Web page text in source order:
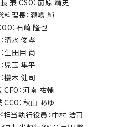
兼 CSO：前原 靖史
理長：瀧嶋 純
：石崎 隆也
清水 俊孝
生田目 尚
児玉 隼平
櫻木 健司
：河南 祐輔
：秋山 あゆ
担当執行役員：中村 浩司